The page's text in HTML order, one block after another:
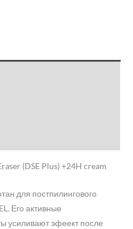
(DSE Plus) +24H cream
для постпилингового
Его активные
усиливают эфеект после